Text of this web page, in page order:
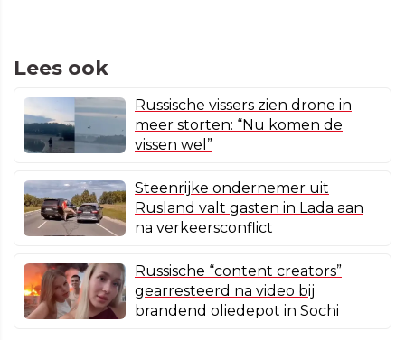
Lees ook
Russische vissers zien drone in
meer storten: “Nu komen de
vissen wel”
Steenrijke ondernemer uit
Rusland valt gasten in Lada aan
na verkeersconflict
Russische “content creators”
gearresteerd na video bij
brandend oliedepot in Sochi